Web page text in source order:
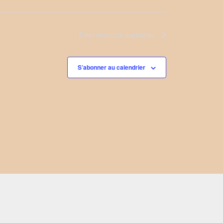
Évènements suivants
S’abonner au calendrier